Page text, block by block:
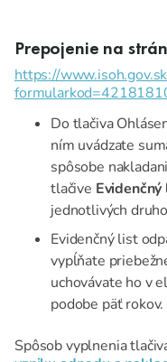
Prepojenie na
https://
Do tlačiva
ním uvádzate
spôsobe
tlačive
jednotlivých
Evidenčný list
vypĺňate
uchovávate ho v
podobe päť rokov.
Spôsob vyplnenia